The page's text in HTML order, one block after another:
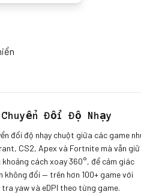
Đổi Độ Nhạy
đổi độ nhạy chuột giữa các game
CS2, Apex và Fortnite mà vẫn giữ
khoảng cách xoay 360°, để cảm giác
không đổi — trên hơn 100+ game với
tra yaw và eDPI theo từng game.